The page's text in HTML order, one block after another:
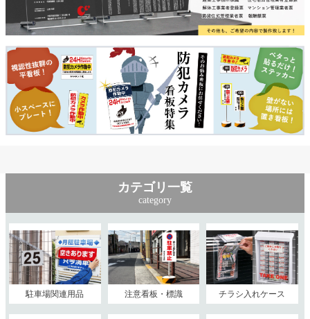
カテゴリ一覧
category
駐車場関連用品 注意看板・標識 チラシ入れケース